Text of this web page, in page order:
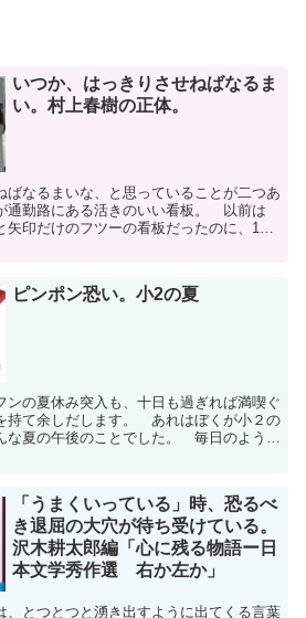
いつか、はっきりさせねばなるま
い。村上春樹の正体。
なるまいな、と思っていることが二つあ
通勤路にある活きのいい看板。 以前は
矢印だけのフツーの看板だったのに、10
ピンポン恐い。小2の夏
の夏休み突入も、十日も過ぎれば満喫ぐ
持て余しだします。 あれはぼくが小２の
な夏の午後のことでした。 毎日のように
「うまくいっている」時、恐るべ
き退屈の大穴が待ち受けている。
沢木耕太郎編「心に残る物語ー日
本文学秀作選 右か左か」
とつとつと湧き出すように出てくる言葉